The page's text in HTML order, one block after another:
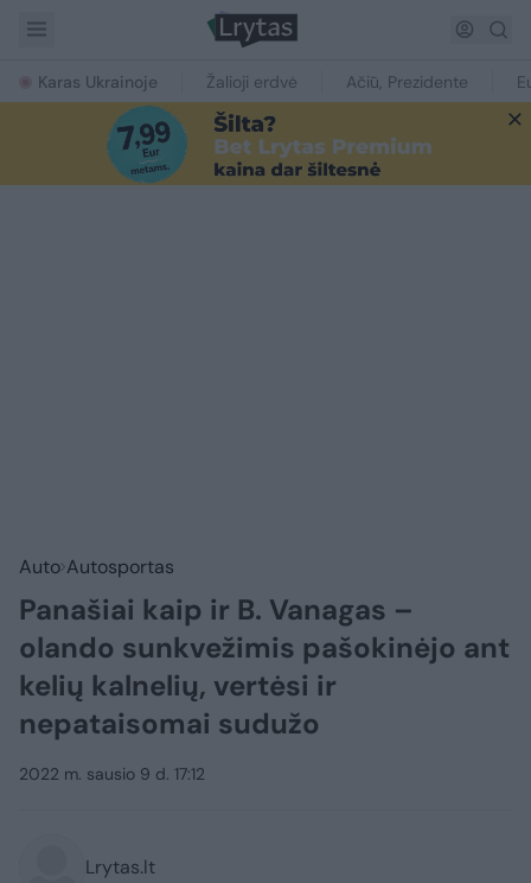
Karas Ukrainoje Žalioji erdvė Ačiū, Prezidente
Auto Autosportas
Panašiai kaip ir B. Vanagas –
olando sunkvežimis pašokinėjo ant
kelių kalnelių, vertėsi ir
nepataisomai sudužo
2022 m. sausio 9 d. 17:12
Lrytas.lt